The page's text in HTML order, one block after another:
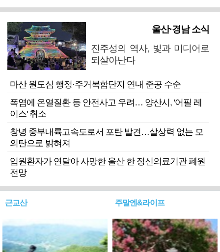
울산·경남 소식
진주성의 역사, 빛과 미디어로
되살아난다
마산 원도심 행정·주거복합단지 연내 준공 수순
폭염에 온열질환 등 안전사고 우려… 양산시, '어필 레
이스' 취소
창녕 중부내륙고속도로서 포탄 발견…살상력 없는 모
의탄으로 밝혀져
입원환자가 연달아 사망한 울산 한 정신의료기관 폐원
전망
근교산 주말엔&라이프